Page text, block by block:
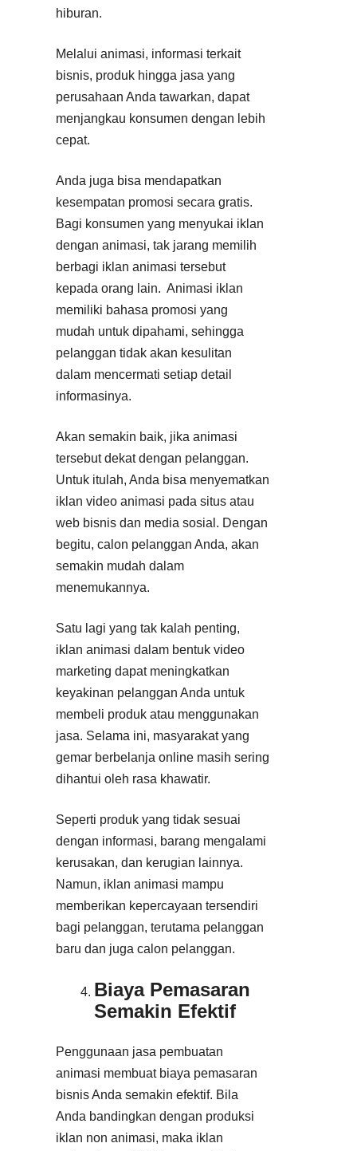
hiburan.
Melalui animasi, informasi terkait
bisnis, produk hingga jasa yang
perusahaan Anda tawarkan, dapat
menjangkau konsumen dengan lebih
cepat.
Anda juga bisa mendapatkan
kesempatan promosi secara gratis.
Bagi konsumen yang menyukai iklan
dengan animasi, tak jarang memilih
berbagi iklan animasi tersebut
kepada orang lain. Animasi iklan
memiliki bahasa promosi yang
mudah untuk dipahami, sehingga
pelanggan tidak akan kesulitan
dalam mencermati setiap detail
informasinya.
Akan semakin baik, jika animasi
tersebut dekat dengan pelanggan.
Untuk itulah, Anda bisa menyematkan
iklan video animasi pada situs atau
web bisnis dan media sosial. Dengan
begitu, calon pelanggan Anda, akan
semakin mudah dalam
menemukannya.
Satu lagi yang tak kalah penting,
iklan animasi dalam bentuk video
marketing dapat meningkatkan
keyakinan pelanggan Anda untuk
membeli produk atau menggunakan
jasa. Selama ini, masyarakat yang
gemar berbelanja online masih sering
dihantui oleh rasa khawatir.
Seperti produk yang tidak sesuai
dengan informasi, barang mengalami
kerusakan, dan kerugian lainnya.
Namun, iklan animasi mampu
memberikan kepercayaan tersendiri
bagi pelanggan, terutama pelanggan
baru dan juga calon pelanggan.
Biaya Pemasaran
Semakin Efektif
Penggunaan jasa pembuatan
animasi membuat biaya pemasaran
bisnis Anda semakin efektif. Bila
Anda bandingkan dengan produksi
iklan non animasi, maka iklan